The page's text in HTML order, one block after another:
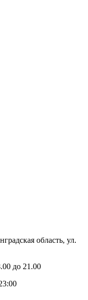
область, ул.
до 21.00